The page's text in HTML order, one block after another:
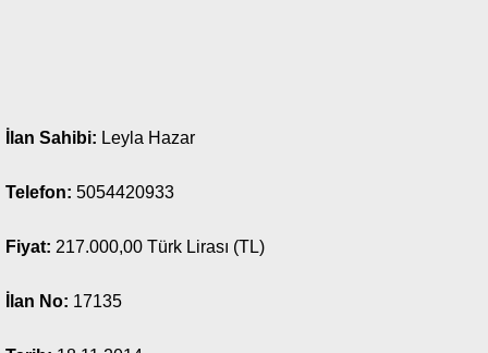
İlan Sahibi: Leyla Hazar
Telefon: 5054420933
Fiyat: 217.000,00 Türk Lirası (TL)
İlan No: 17135